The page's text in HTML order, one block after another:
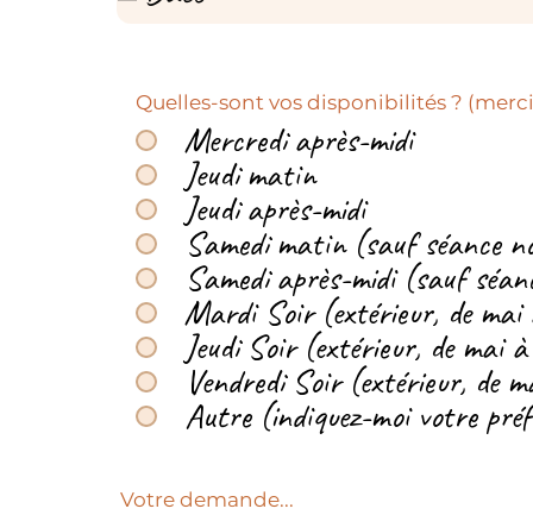
Quelles-sont vos disponibilités ?
Mercredi après-midi
Jeudi matin
Jeudi après-midi
Samedi matin (sauf séance
Samedi après-midi (sauf
Mardi Soir (extérieur, de mai
Jeudi Soir (extérieur, de mai
Vendredi Soir (extérieur, de
Autre (indiquez-moi votre
Votre demande...